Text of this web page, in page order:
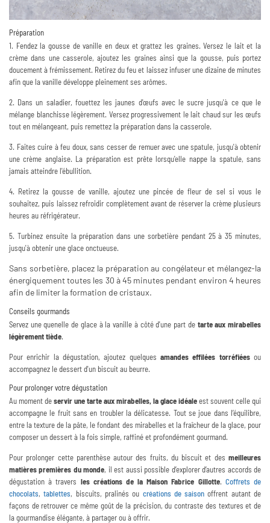
Préparation
1. Fendez la gousse de vanille en deux et grattez les graines. Versez le lait et la
crème dans une casserole, ajoutez les graines ainsi que la gousse, puis portez
doucement à frémissement. Retirez du feu et laissez infuser une dizaine de minutes
afin que la vanille développe pleinement ses arômes.
2. Dans un saladier, fouettez les jaunes d'œufs avec le sucre jusqu'à ce que le
mélange blanchisse légèrement. Versez progressivement le lait chaud sur les œufs
tout en mélangeant, puis remettez la préparation dans la casserole.
3. Faites cuire à feu doux, sans cesser de remuer avec une spatule, jusqu'à obtenir
une crème anglaise. La préparation est prête lorsqu'elle nappe la spatule, sans
jamais atteindre l'ébullition.
4. Retirez la gousse de vanille, ajoutez une pincée de fleur de sel si vous le
souhaitez, puis laissez refroidir complètement avant de réserver la crème plusieurs
heures au réfrigérateur.
5. Turbinez ensuite la préparation dans une sorbetière pendant 25 à 35 minutes,
jusqu'à obtenir une glace onctueuse.
Sans sorbetière, placez la préparation au congélateur et mélangez-la
énergiquement toutes les 30 à 45 minutes pendant environ 4 heures
afin de limiter la formation de cristaux.
Conseils gourmands
Servez une quenelle de glace à la vanille à côté d'une part de tarte aux mirabelles
légèrement tiède.
Pour enrichir la dégustation, ajoutez quelques amandes effilées torréfiéesou
accompagnez le dessert d'un biscuit au beurre.
Pour prolonger votre dégustation
Au moment deservir une tarte aux mirabelles, la glace idéaleest souvent celle qui
accompagne le fruit sans en troubler la délicatesse. Tout se joue dans l’équilibre,
entre la texture de la pâte, le fondant des mirabelles et la fraîcheur de la glace, pour
composer un dessert à la fois simple, raffiné et profondément gourmand.
Pour prolonger cette parenthèse autour des fruits, du biscuit et des meilleures
matières premières du monde, il est aussi possible d’explorer d’autres accords de
dégustation à travers les créations de la Maison Fabrice Gillotte. Coffrets de
chocolats,tablettes, biscuits, pralinés ou créations de saison offrent autant de
façons de retrouver ce même goût de la précision, du contraste des textures et de
la gourmandise élégante, à partager ou à offrir.